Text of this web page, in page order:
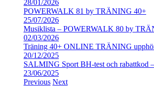
28/01/2026
POWERWALK 81 by TRÄNING 40+
25/07/2026
Musiklista – POWERWALK 80 by
02/03/2026
Träning 40+ ONLINE TRÄNING
20/12/2025
SALMING Sport BH-test och rabattkod
23/06/2025
Previous Next